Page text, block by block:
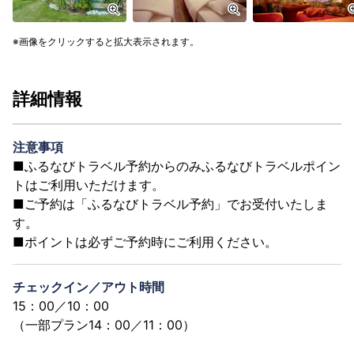
画像をクリックすると拡大表示されます。
詳細情報
注意事項
■ふるなびトラベル予約からのみふるなびトラベルポイン
トはご利用いただけます。
■ご予約は「ふるなびトラベル予約」でお受付いたしま
す。
■ポイントは必ずご予約時にご利用ください。
チェックイン／アウト時間
15：00／10：00
（一部プラン14：00／11：00）